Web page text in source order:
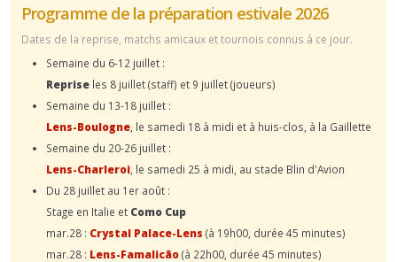
Programme de la préparation estivale 2026
Dates de la reprise, matchs amicaux et tournois connus à ce jour.
Semaine du 6-12 juillet :
Reprise les 8 juillet (staff) et 9 juillet (joueurs)
Semaine du 13-18 juillet :
Lens-Boulogne , le samedi 18 à midi et à huis-clos, à la Gaillette
Semaine du 20-26 juillet :
Lens-Charleroi , le samedi 25 à midi, au stade Blin d'Avion
Du 28 juillet au 1er août :
Stage en Italie et Como Cup
mar.28 : Crystal Palace-Lens (à 19h00, durée 45 minutes)
mar.28 : Lens-Famalicão(à 22h00, durée 45 minutes)